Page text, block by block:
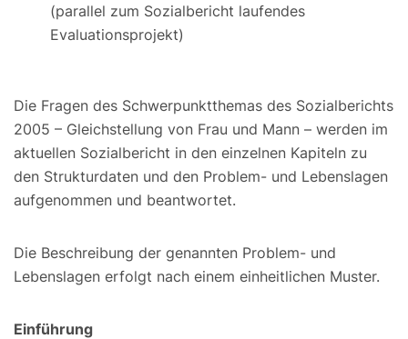
(parallel zum Sozialbericht laufendes
Evaluationsprojekt)
Die Fragen des Schwerpunktthemas des Sozialberichts
2005 – Gleichstellung von Frau und Mann – werden im
aktuellen Sozialbericht in den einzelnen Kapiteln zu
den Strukturdaten und den Problem- und Lebenslagen
aufgenommen und beantwortet.
Die Beschreibung der genannten Problem- und
Lebenslagen erfolgt nach einem einheitlichen Muster.
Einführung